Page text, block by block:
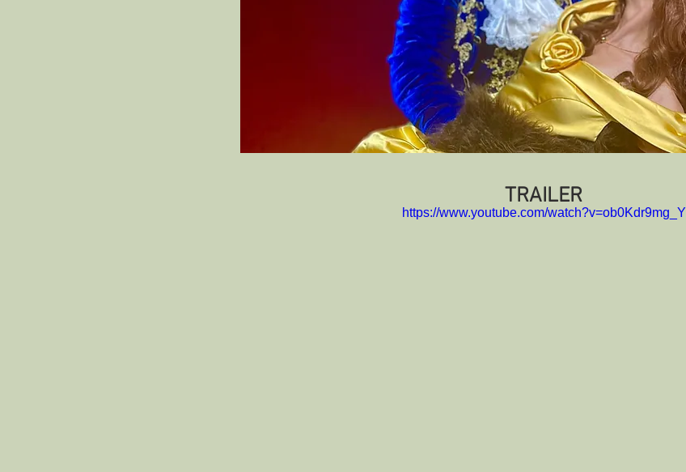
TRAILER
https://www.youtube.com/watch?v=ob0Kdr9mg_Y